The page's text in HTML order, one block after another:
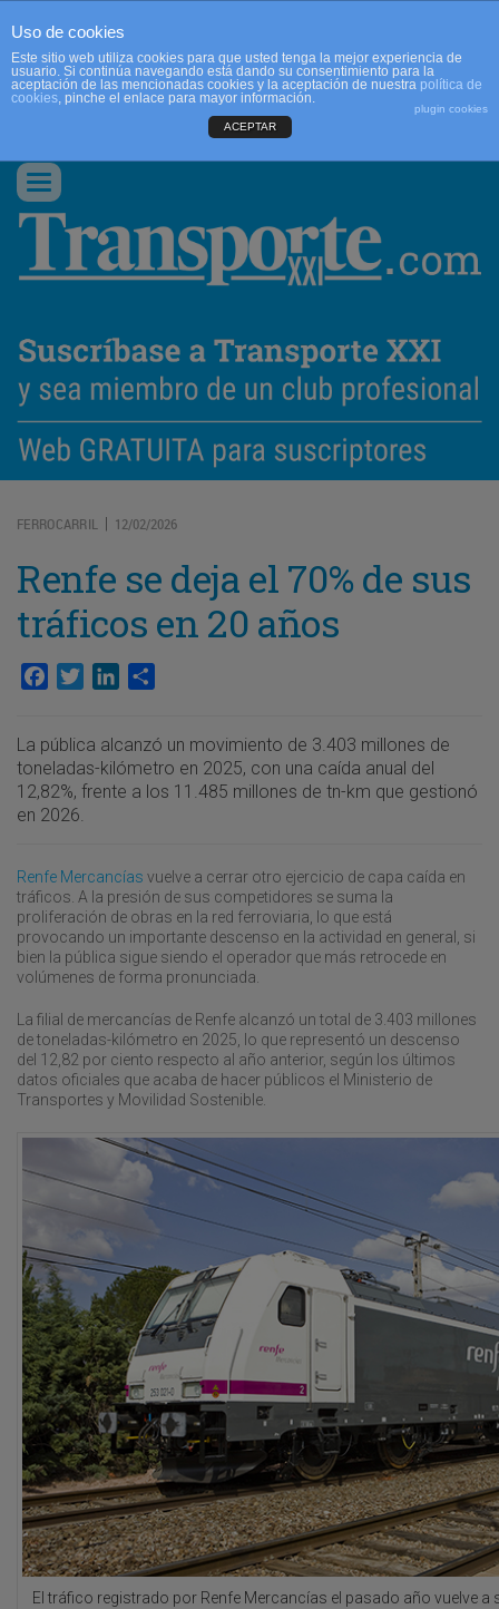
CONTACTO
Conmutar
navegación
FERROCARRIL | 12/02/2026
Renfe se deja el 70% de sus
tráficos en 20 años
Facebook
TwitterLinkedIn
La pública alcanzó un movimiento de 3.403 millones de
toneladas-kilómetro en 2025, con una caída anual del
12,82%, frente a los 11.485 millones de tn-km que gestionó
en 2026.
Renfe Mercancías vuelve a cerrar otro ejercicio de capa caída en
tráficos. A la presión de sus competidores se suma la
proliferación de obras en la red ferroviaria, lo que está
provocando un importante descenso en la actividad en general, si
bien la pública sigue siendo el operador que más retrocede en
volúmenes de forma pronunciada.
La filial de mercancías de Renfe alcanzó un total de 3.403 millones
de toneladas-kilómetro en 2025, lo que representó un descenso
del 12,82 por ciento respecto al año anterior, según los últimos
datos oficiales que acaba de hacer públicos el Ministerio de
Transportes y Movilidad Sostenible.
El tráfico registrado por Renfe Mercancías el pasado año vuelve a
Uso de cookies
Este sitio web utiliza cookies para que usted tenga la mejor experiencia de
usuario. Si continúa navegando está dando su consentimiento para la
aceptación de las mencionadas cookies y la aceptación de nuestra política de
cookies, pinche el enlace para mayor información.
plugin cookies
ACEPTAR